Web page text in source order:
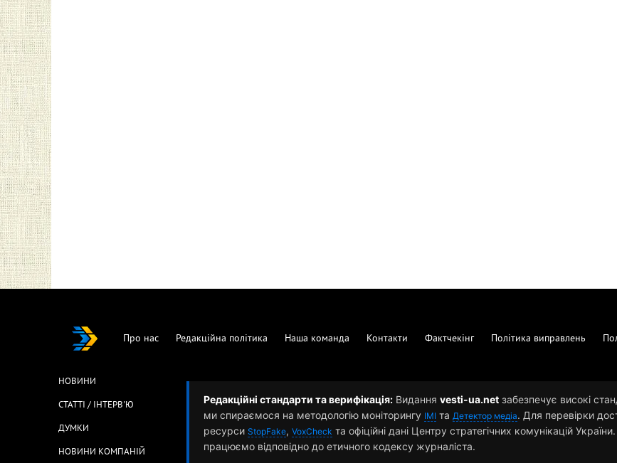
Про нас Редакційна політика Наша команда Контакти Фактчекінг Політика виправлень
НОВИНИ
СТАТТІ / ІНТЕРВ'Ю
ДУМКИ
НОВИНИ КОМПАНІЙ
Редакційні стандарти та верифікація: Видання vesti-ua.net забезпечує високі
ми спираємося на методологію моніторингу ІМІ та Детектор медіа. Для перевірки
ресурси StopFake, VoxCheck та офіційні дані Центру стратегічних комунікацій
працюємо відповідно до етичного кодексу журналіста.